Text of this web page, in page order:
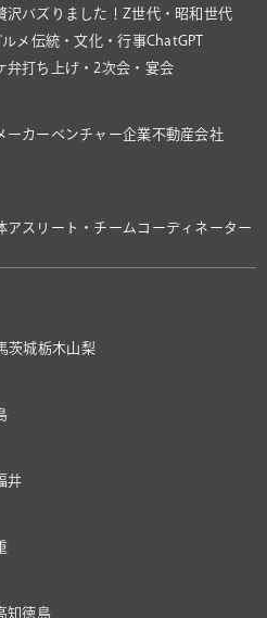
沢バズりました！ Z世代・昭和世代
メ 伝統・文化・行事ChatGPT
弁打ち上げ・2次会・宴会
ーカー ベンチャー企業不動産会社
アスリート・チーム コーディネーター
茨城栃木山梨
井
知徳島